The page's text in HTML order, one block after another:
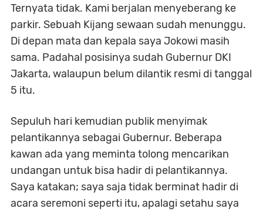
Ternyata tidak. Kami berjalan menyeberang ke
parkir. Sebuah Kijang sewaan sudah menunggu.
Di depan mata dan kepala saya Jokowi masih
sama. Padahal posisinya sudah Gubernur DKI
Jakarta, walaupun belum dilantik resmi di tanggal
5 itu.
Sepuluh hari kemudian publik menyimak
pelantikannya sebagai Gubernur. Beberapa
kawan ada yang meminta tolong mencarikan
undangan untuk bisa hadir di pelantikannya.
Saya katakan; saya saja tidak berminat hadir di
acara seremoni seperti itu, apalagi setahu saya